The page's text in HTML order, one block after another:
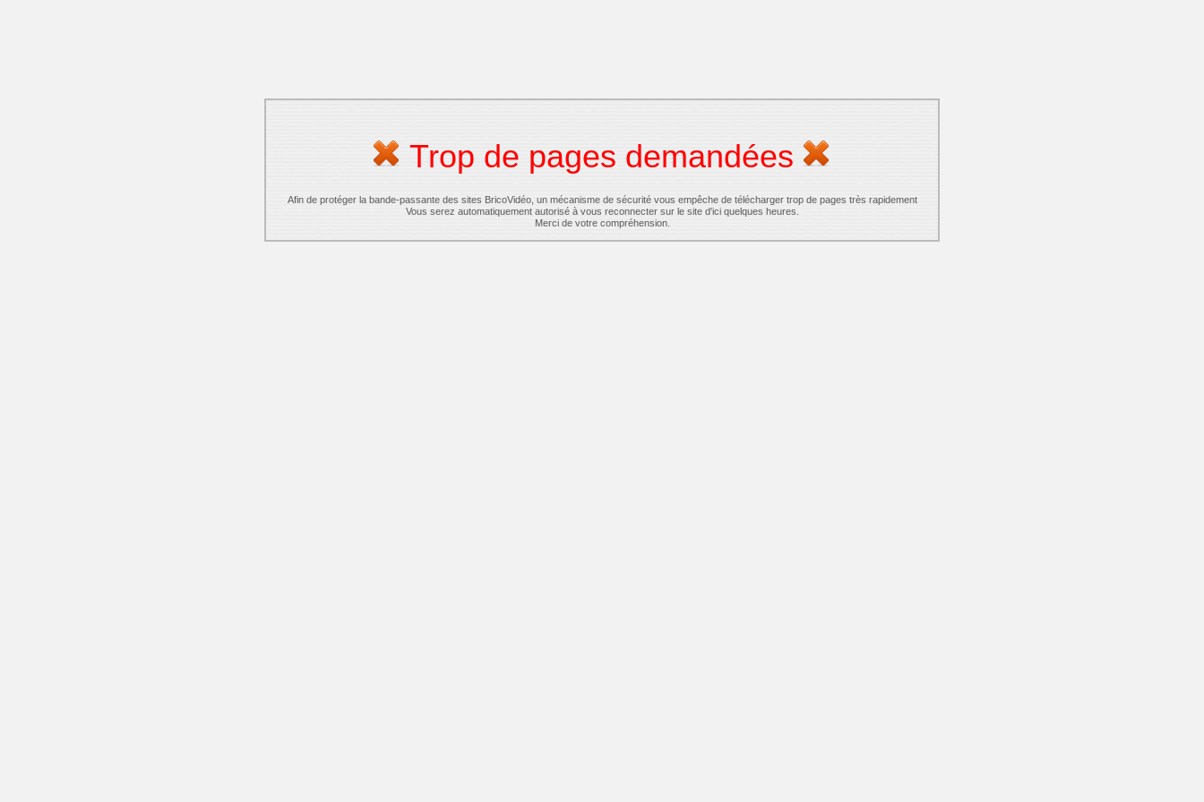
Trop de pages demandées
Afin de protéger la bande-passante des sites BricoVidéo, un mécanisme de sécurité vous empêche de télécharger trop de pages très rapidement
Vous serez automatiquement autorisé à vous reconnecter sur le site d'ici quelques heures.
Merci de votre compréhension.